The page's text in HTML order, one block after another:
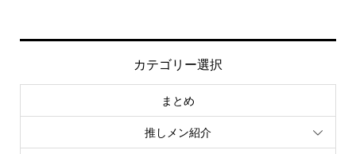
カテゴリー選択
まとめ
推しメン紹介